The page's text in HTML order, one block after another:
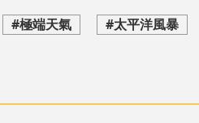
#極端天氣 #太平洋風暴